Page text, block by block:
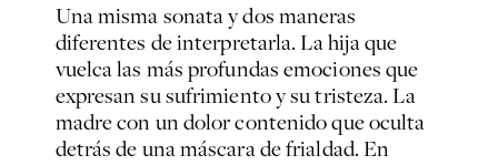
Una misma sonata y dos maneras
diferentes de interpretarla. La hija que
vuelca las más profundas emociones que
expresan su sufrimiento y su tristeza. La
madre con un dolor contenido que oculta
detrás de una máscara de frialdad. En